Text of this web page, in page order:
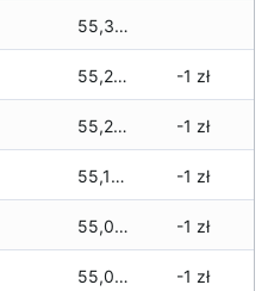
55,300 zł
55,280 zł -1 zł
55,220 zł -1 zł
55,190 zł -1 zł
55,060 zł -1 zł
55,010 zł -1 zł